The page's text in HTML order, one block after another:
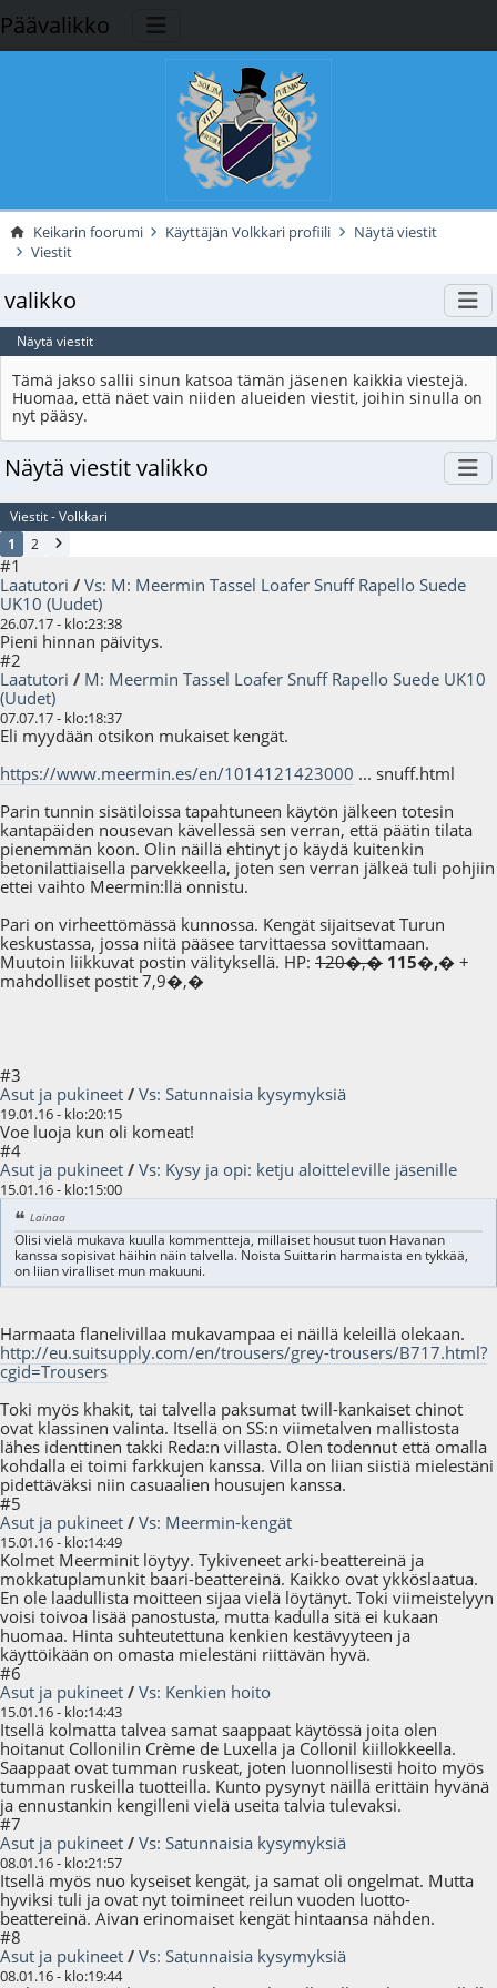
Päävalikko
Keikarin foorumi Käyttäjän Volkkari profiili
Näytä viestit
Viestit
valikko
Näytä viestit
Tämä jakso sallii sinun katsoa tämän jäsenen kaikkia viestejä.
Huomaa, että näet vain niiden alueiden viestit, joihin sinulla on
nyt pääsy.
Näytä viestit valikko
Viestit - Volkkari
1
2
#1
Laatutori / Vs: M: Meermin Tassel Loafer Snuff Rapello Suede
UK10 (Uudet)
26.07.17 - klo:23:38
Pieni hinnan päivitys.
#2
Laatutori / M: Meermin Tassel Loafer Snuff Rapello Suede UK10
(Uudet)
07.07.17 - klo:18:37
Eli myydään otsikon mukaiset kengät.
https://www.meermin.es/en/1014121423000 ... snuff.html
Parin tunnin sisätiloissa tapahtuneen käytön jälkeen totesin
kantapäiden nousevan kävellessä sen verran, että päätin tilata
pienemmän koon. Olin näillä ehtinyt jo käydä kuitenkin
betonilattiaisella parvekkeella, joten sen verran jälkeä tuli pohjiin
ettei vaihto Meermin:llä onnistu.
Pari on virheettömässä kunnossa. Kengät sijaitsevat Turun
keskustassa, jossa niitä pääsee tarvittaessa sovittamaan.
Muutoin liikkuvat postin välityksellä. HP: 120�,� 115�,� +
mahdolliset postit 7,9�,�
#3
Asut ja pukineet / Vs: Satunnaisia kysymyksiä
19.01.16 - klo:20:15
Voe luoja kun oli komeat!
#4
Asut ja pukineet / Vs: Kysy ja opi: ketju aloitteleville jäsenille
15.01.16 - klo:15:00
Lainaa
Olisi vielä mukava kuulla kommentteja, millaiset housut tuon Havanan
kanssa sopisivat häihin näin talvella. Noista Suittarin harmaista en tykkää,
on liian viralliset mun makuuni.
Harmaata flanelivillaa mukavampaa ei näillä keleillä olekaan.
http://eu.suitsupply.com/en/trousers/grey-trousers/B717.html?
cgid=Trousers
Toki myös khakit, tai talvella paksumat twill-kankaiset chinot
ovat klassinen valinta. Itsellä on SS:n viimetalven mallistosta
lähes identtinen takki Reda:n villasta. Olen todennut että omalla
kohdalla ei toimi farkkujen kanssa. Villa on liian siistiä mielestäni
pidettäväksi niin casuaalien housujen kanssa.
#5
Asut ja pukineet / Vs: Meermin-kengät
15.01.16 - klo:14:49
Kolmet Meerminit löytyy. Tykiveneet arki-beattereinä ja
mokkatuplamunkit baari-beattereinä. Kaikko ovat ykköslaatua.
En ole laadullista moitteen sijaa vielä löytänyt. Toki viimeistelyyn
voisi toivoa lisää panostusta, mutta kadulla sitä ei kukaan
huomaa. Hinta suhteutettuna kenkien kestävyyteen ja
käyttöikään on omasta mielestäni riittävän hyvä.
#6
Asut ja pukineet / Vs: Kenkien hoito
15.01.16 - klo:14:43
Itsellä kolmatta talvea samat saappaat käytössä joita olen
hoitanut Collonilin Crème de Luxella ja Collonil kiillokkeella.
Saappaat ovat tumman ruskeat, joten luonnollisesti hoito myös
tumman ruskeilla tuotteilla. Kunto pysynyt näillä erittäin hyvänä
ja ennustankin kengilleni vielä useita talvia tulevaksi.
#7
Asut ja pukineet / Vs: Satunnaisia kysymyksiä
08.01.16 - klo:21:57
Itsellä myös nuo kyseiset kengät, ja samat oli ongelmat. Mutta
hyviksi tuli ja ovat nyt toimineet reilun vuoden luotto-
beattereinä. Aivan erinomaiset kengät hintaansa nähden.
#8
Asut ja pukineet / Vs: Satunnaisia kysymyksiä
08.01.16 - klo:19:44